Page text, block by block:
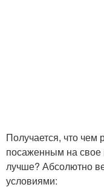
Получается, что
посаженным на свое
лучше? Абсолютно
условиями: